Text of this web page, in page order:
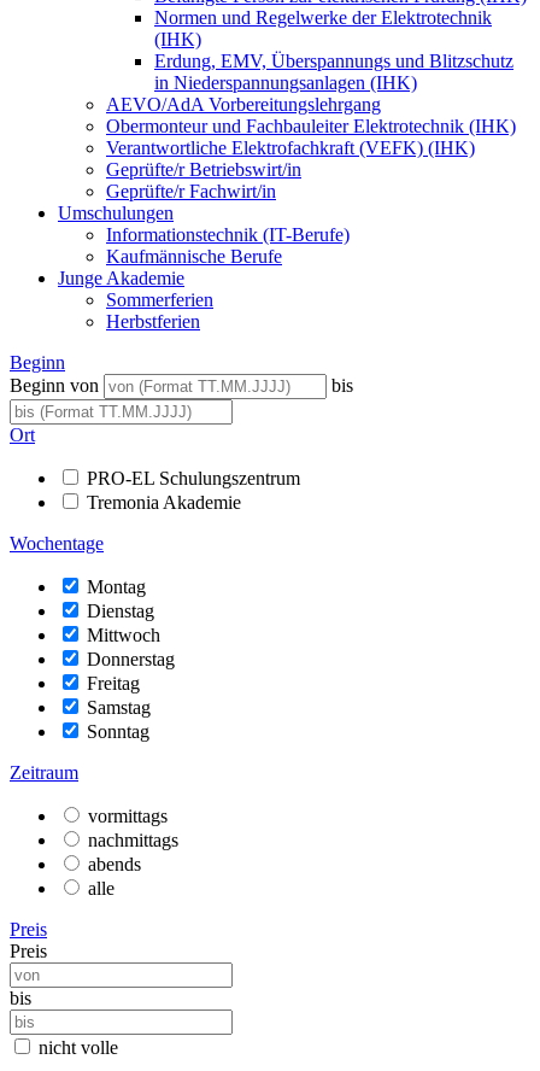
Normen und Regelwerke der Elektrotechnik
(IHK)
Erdung, EMV, Überspannungs und Blitzschutz
in Niederspannungsanlagen (IHK)
AEVO/AdA Vorbereitungslehrgang
Obermonteur und Fachbauleiter Elektrotechnik (IHK)
Verantwortliche Elektrofachkraft (VEFK) (IHK)
Geprüfte/r Betriebswirt/in
Geprüfte/r Fachwirt/in
Umschulungen
Informationstechnik (IT-Berufe)
Kaufmännische Berufe
Junge Akademie
Sommerferien
Herbstferien
Beginn
Beginn von
bis
Ort
PRO-EL Schulungszentrum
Tremonia Akademie
Wochentage
Montag
Dienstag
Mittwoch
Donnerstag
Freitag
Samstag
Sonntag
Zeitraum
vormittags
nachmittags
abends
alle
Preis
Preis
bis
nicht volle